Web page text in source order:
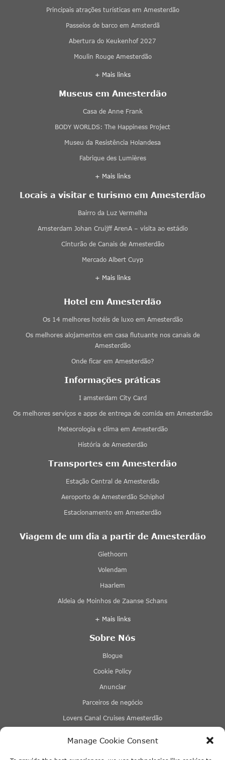
Manage Cookie Consent
Principais atrações turísticas em Amesterdão
Passeios de barco em Amsterdã
Abertura do Keukenhof 2027
Moulin Rouge Amesterdão
+ Mais links
Museus em Amesterdão
Casa de Anne Frank
BODY WORLDS: The Happiness Project
Museu da Resistência Holandesa
Fabrique des Lumières
+ Mais links
Locais a visitar e turismo em Amesterdão
Bairro da Luz Vermelha
Amsterdam Johan Cruijff ArenA – visita ao estádio
Cinturão de Canais de Amesterdão
Mercado Albert Cuyp
+ Mais links
Hotel em Amesterdão
Os 14 melhores hotéis de luxo em Amesterdão
Os melhores alojamentos em casa flutuante nos canais de
Amesterdão
Onde ficar em Amesterdão?
Informações práticas
I amsterdam City Card
Os melhores serviços e apps de entrega de comida em Amesterdão
Meteorologia e clima em Amesterdão
História de Amesterdão
Transportes em Amesterdão
Estação Central de Amesterdão
Aeroporto de Amesterdão Schiphol
Estacionamento em Amesterdão
Viagem de um dia a partir de Amesterdão
Giethoorn
Volendam
Haarlem
Aldeia de Moinhos de Zaanse Schans
+ Mais links
Sobre Nós
Blogue
Cookie Policy
Anunciar
Parceiros de negócio
Lovers Canal Cruises Amesterdão